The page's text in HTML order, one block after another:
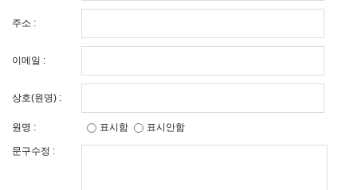
주소 :
이메일 :
상호(원명) :
원명 : 표시함 표시안함
문구수정 :